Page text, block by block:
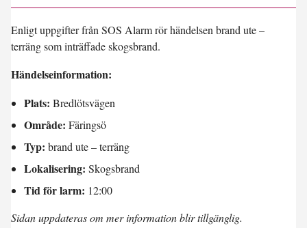
Enligt uppgifter från SOS Alarm rör händelsen brand ute –
terräng som inträffade skogsbrand.
Händelseinformation:
Plats: Bredlötsvägen
Område: Färingsö
Typ: brand ute – terräng
Lokalisering: Skogsbrand
Tid för larm: 12:00
Sidan uppdateras om mer information blir tillgänglig.